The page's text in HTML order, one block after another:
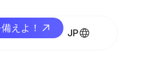
えよ！ JP